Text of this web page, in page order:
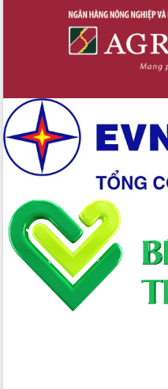
Định vị cà phê Việt Nam như một “di
sản sống” trong dòng chảy toàn cầu
Xây dựng nông thôn mới: Nâng cao đời
sống người dân từ những mô hình thiết
Quyết liệt tháo gỡ vướng mắc, đẩy
nhanh tiến độ các dự án trọng điểm
trong Khu kinh tế Nam Phú Yên
Hòn Yến phát triển du lịch gắn với bảo
tồn biển
Lấy ý kiến điều chỉnh Quy hoạch tỉnh
Đắk Lắk thời kỳ 2021-2030, tầm nhìn
đến năm 2050
Phát động chiến dịch 30 ngày đêm
giải phóng mặt bằng Tuyến đường bộ
ven biển
Đắk Lắk nỗ lực thúc đẩy tăng trưởng
kinh tế từ 10% trở lên trong Quý